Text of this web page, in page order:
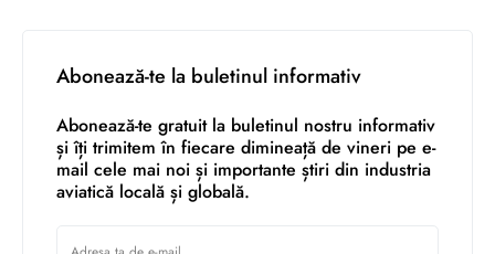
Abonează-te la buletinul informativ
Abonează-te gratuit la buletinul nostru informativ
și îți trimitem în fiecare dimineață de vineri pe e-
mail cele mai noi și importante știri din industria
aviatică locală și globală.